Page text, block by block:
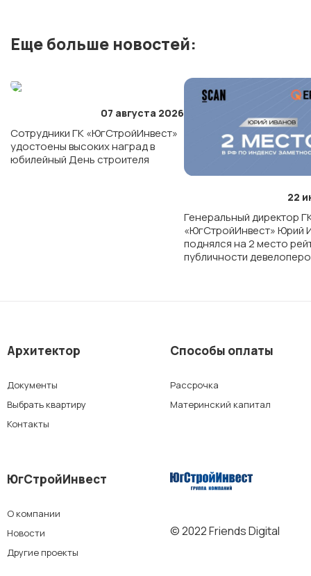
Еще больше новостей:
07 августа 2026
Сотрудники ГК «ЮгСтройИнвест»
удостоены высоких наград в
юбилейный День строителя
22
Генеральный директор
«ЮгСтройИнвест» Юрий
поднялся на 2 место
публичности
Архитектор
Документы
Выбрать квартиру
Контакты
Способы оплаты
Рассрочка
Материнский капитал
ЮгСтройИнвест
О компании
Новости
Другие проекты
© 2022 Friends Digital
ЖК «Высота»